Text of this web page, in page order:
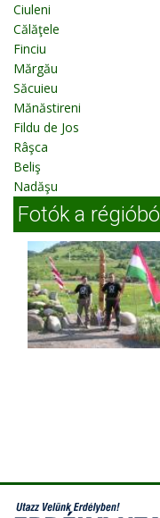
Ciuleni
Călăţele
Finciu
Mărgău
Săcuieu
Mănăstireni
Fildu de Jos
Râşca
Beliş
Nadăşu
Fotók a régióból